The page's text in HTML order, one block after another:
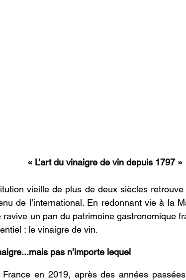
« L’art du vinaigre de vin depuis 1797 »
vieille de plus de deux siècles
de l’international. En redonnant vie à la
ravive un pan du patrimoine gastronomique
: le vinaigre de vin.
pas n’importe lequel
France en 2019, après des années